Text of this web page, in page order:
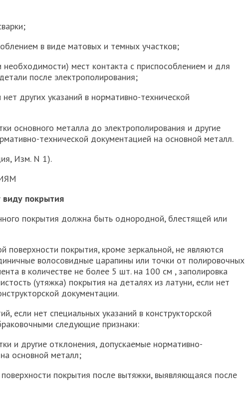
в виде матовых и темных участков;
необходимости) мест контакта с приспособлением и для
после электрополирования;
других указаний в нормативно-технической
основного металла до электрополирования и другие
технической документацией на основной металл.
Изм. N 1).
покрытия
покрытия должна быть однородной, блестящей или
поверхности покрытия, кроме зеркальной, не являются
волосовидные царапины или точки от полировочных
в количестве не более 5 шт. на 100 см , заполировка
(утяжка) покрытия на деталях из латуни, если нет
документации.
если нет специальных указаний в конструкторской
следующие признаки:
и другие отклонения, допускаемые нормативно-
основной металл;
поверхности покрытия после вытяжки, выявляющаяся после